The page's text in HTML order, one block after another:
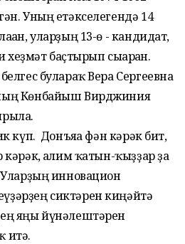
Уның етәкселегендә 14
уларҙың 13-ө - кандидат,
баҫтырып сығарған.
булараҡ Вера Сергеевна
Көнбайыш Вирджиния
күп. Донъяға фән кәрәк бит,
ғалим ҡатын-ҡыҙҙар ҙа
инновацион
сиктәрен киңәйтә
яңы йүнәлештәрен
итә.